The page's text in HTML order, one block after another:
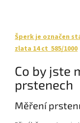
Šperk je označen
zlata 14 ct 585/1000
Co by jste
prstenech
Měření